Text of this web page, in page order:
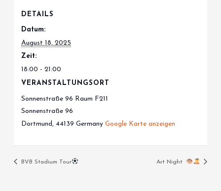
DETAILS
Datum:
August 18, 2025
Zeit:
18:00 - 21:00
VERANSTALTUNGSORT
Sonnenstraße 96 Raum F211
Sonnenstraße 96
Dortmund , 44139 Germany Google Karte anzeigen
BVB Stadium Tour Art Night